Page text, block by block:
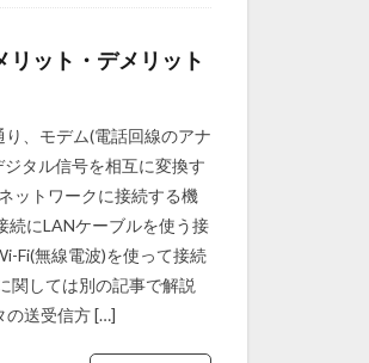
リット・デメリット
、モデム(電話回線のアナ
タル信号を相互に変換す
ットワークに接続する機
続にLANケーブルを使う接
Fi(無線電波)を使って接続
関しては別の記事で解説
の送受信方 […]